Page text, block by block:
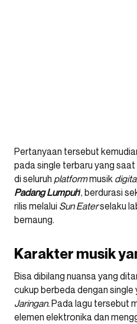
Pertanyaan tersebut
pada single terbaru yang
di seluruh platformmusik
Padang Lumpuh‘, berdurasi
rilis melalui Sun Eaterselaku
bernaung.
Karakter musik
Bisa dibilang nuansa yang
cukup berbeda dengan single
Jaringan.Pada lagu tersebut
elemen elektronika dan